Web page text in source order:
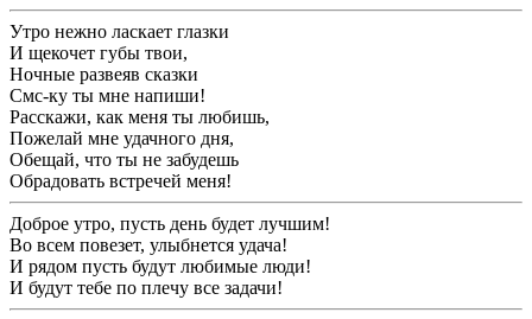
Утро нежно ласкает глазки
И щекочет губы твои,
Ночные развеяв сказки
Смс-ку ты мне напиши!
Расскажи, как меня ты любишь,
Пожелай мне удачного дня,
Обещай, что ты не забудешь
Обрадовать встречей меня!
Доброе утро, пусть день будет лучшим!
Во всем повезет, улыбнется удача!
И рядом пусть будут любимые люди!
И будут тебе по плечу все задачи!